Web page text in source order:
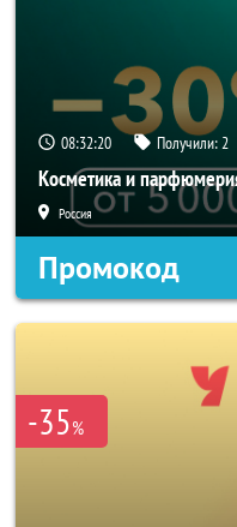
08:32:19 Получили:2
Косметика и
Россия
Промокод
-35%